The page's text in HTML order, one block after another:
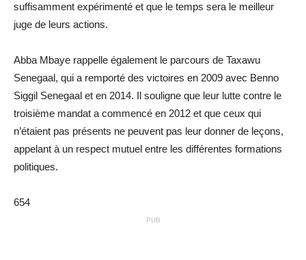
suffisamment expérimenté et que le temps sera le meilleur
juge de leurs actions.
Abba Mbaye rappelle également le parcours de Taxawu
Senegaal, qui a remporté des victoires en 2009 avec Benno
Siggil Senegaal et en 2014. Il souligne que leur lutte contre le
troisième mandat a commencé en 2012 et que ceux qui
n’étaient pas présents ne peuvent pas leur donner de leçons,
appelant à un respect mutuel entre les différentes formations
politiques.
654
PUB